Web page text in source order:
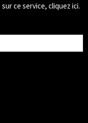
ce service, cliquez ici.